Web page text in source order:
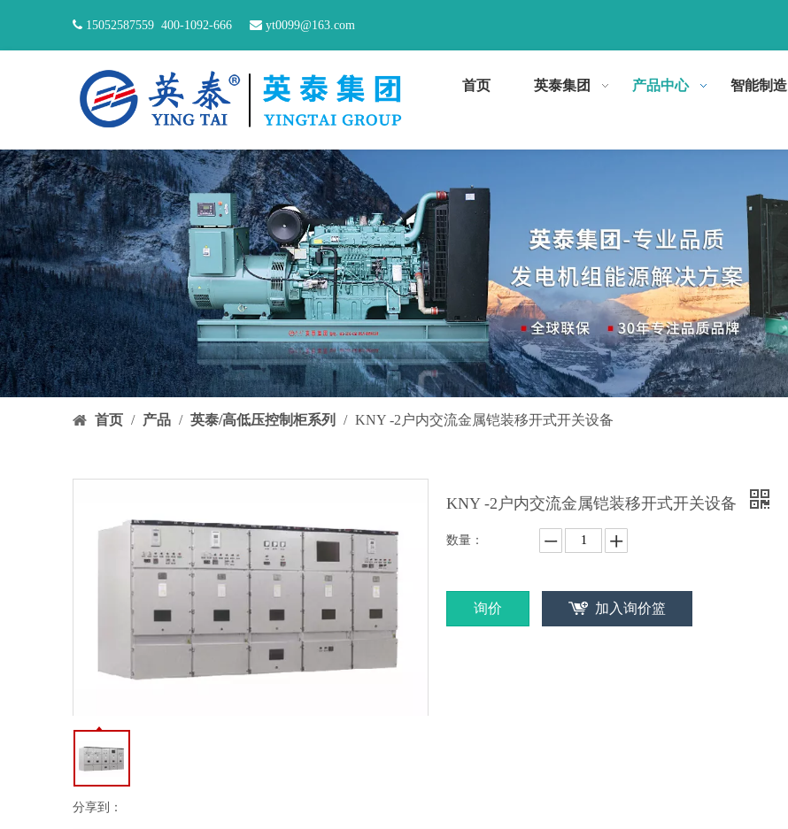
 15052587559 400-1092-666  yt0099@163.com
首页 英泰集团 产品中心 智能制造
首页 / 产品 / 英泰/高低压控制柜系列 / KNY -2户内交流金属铠装移开式开关设备
分享到：
KNY -2户内交流金属铠装移开式开关设备
数量：
询价 加入询价篮